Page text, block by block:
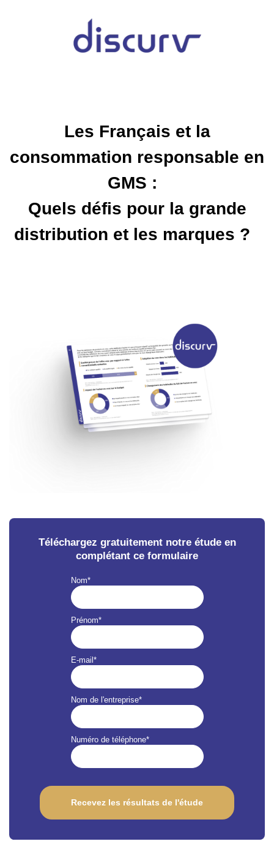
Les Français et la
consommation responsable en
GMS :
Quels défis pour la grande
distribution et les marques ?
Téléchargez gratuitement notre étude en
complétant ce formulaire
Nom*
Prénom*
E-mail *
Nom de l'entreprise*
Numéro de téléphone*